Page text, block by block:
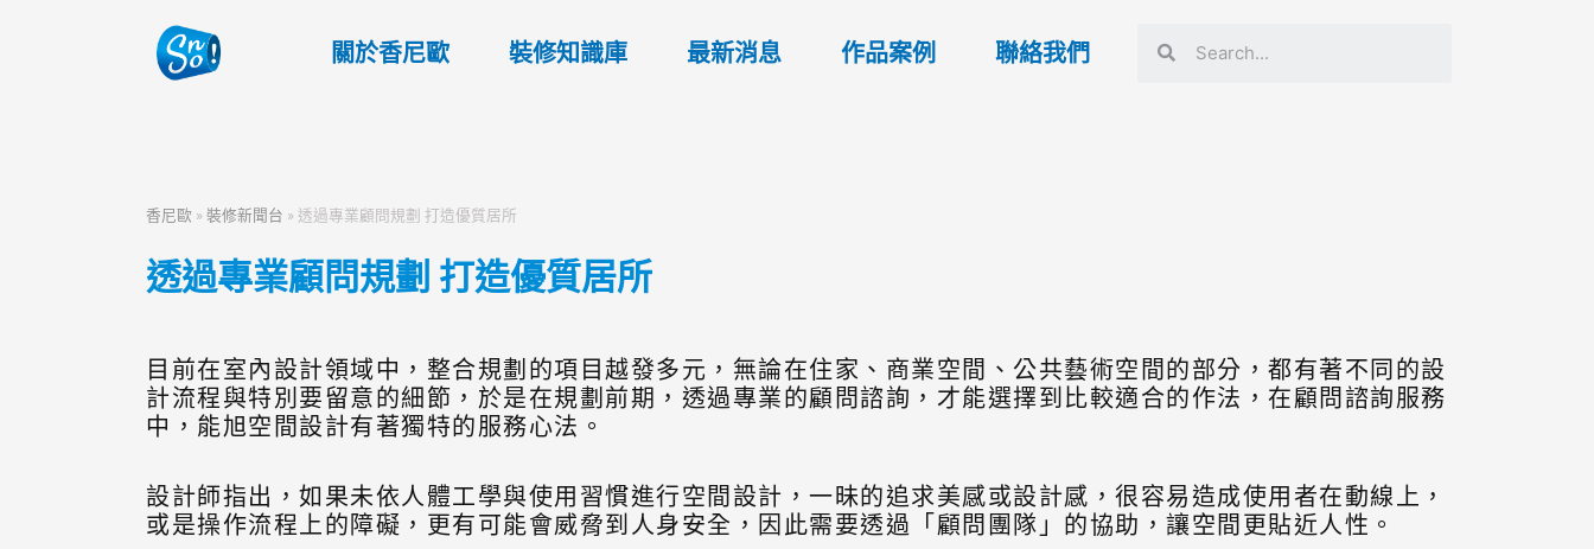
關於香尼歐 裝修知識庫 最新消息 作品案例 聯絡我們
香尼歐 »裝修新聞台 » 透過專業顧問規劃 打造優質居所
透過專業顧問規劃 打造優質居所
目前在室內設計領域中，整合規劃的項目越發多元，無論在住家、商業空間、公共藝術空間的部分，都有著不同的設
計流程與特別要留意的細節，於是在規劃前期，透過專業的顧問諮詢，才能選擇到比較適合的作法，在顧問諮詢服務
中，能旭空間設計有著獨特的服務心法。
設計師指出，如果未依人體工學與使用習慣進行空間設計，一昧的追求美感或設計感，很容易造成使用者在動線上，
或是操作流程上的障礙，更有可能會威脅到人身安全，因此需要透過「顧問團隊」的協助，讓空間更貼近人性。